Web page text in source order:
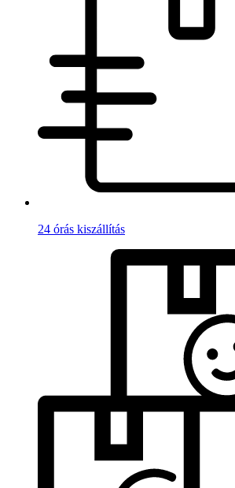
24 órás kiszállítás